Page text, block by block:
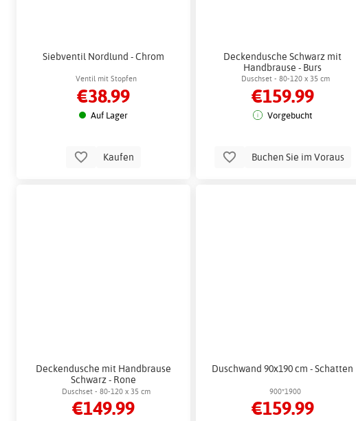
Siebventil Nordlund - Chrom
Ventil mit Stopfen
€38.99
Auf Lager
Kaufen
Deckendusche Schwarz mit
Handbrause - Burs
Duschset - 80-120 x 35 cm
€159.99
Vorgebucht
Buchen Sie im Voraus
Deckendusche mit Handbrause
Schwarz - Rone
Duschset - 80-120 x 35 cm
€149.99
Duschwand 90x190 cm - Schatten
900*1900
€159.99